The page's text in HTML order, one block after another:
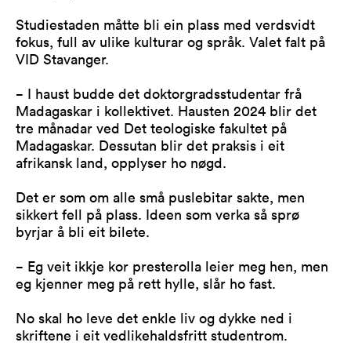
Studiestaden måtte bli ein plass med verdsvidt
fokus, full av ulike kulturar og språk. Valet falt på
VID Stavanger.
− I haust budde det doktorgradsstudentar frå
Madagaskar i kollektivet. Hausten 2024 blir det
tre månadar ved Det teologiske fakultet på
Madagaskar. Dessutan blir det praksis i eit
afrikansk land, opplyser ho nøgd.
Det er som om alle små puslebitar sakte, men
sikkert fell på plass. Ideen som verka så sprø
byrjar å bli eit bilete.
− Eg veit ikkje kor presterolla leier meg hen, men
eg kjenner meg på rett hylle, slår ho fast.
No skal ho leve det enkle liv og dykke ned i
skriftene i eit vedlikehaldsfritt studentrom.